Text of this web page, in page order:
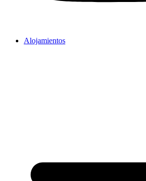
Alojamientos